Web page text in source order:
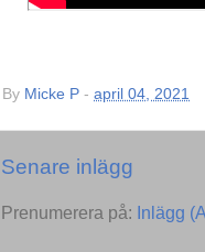
By Micke P - april 04, 2021
Senare inlägg
Prenumerera på: Inlägg